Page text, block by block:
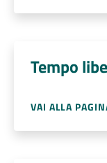
Tempo
VAI ALLA